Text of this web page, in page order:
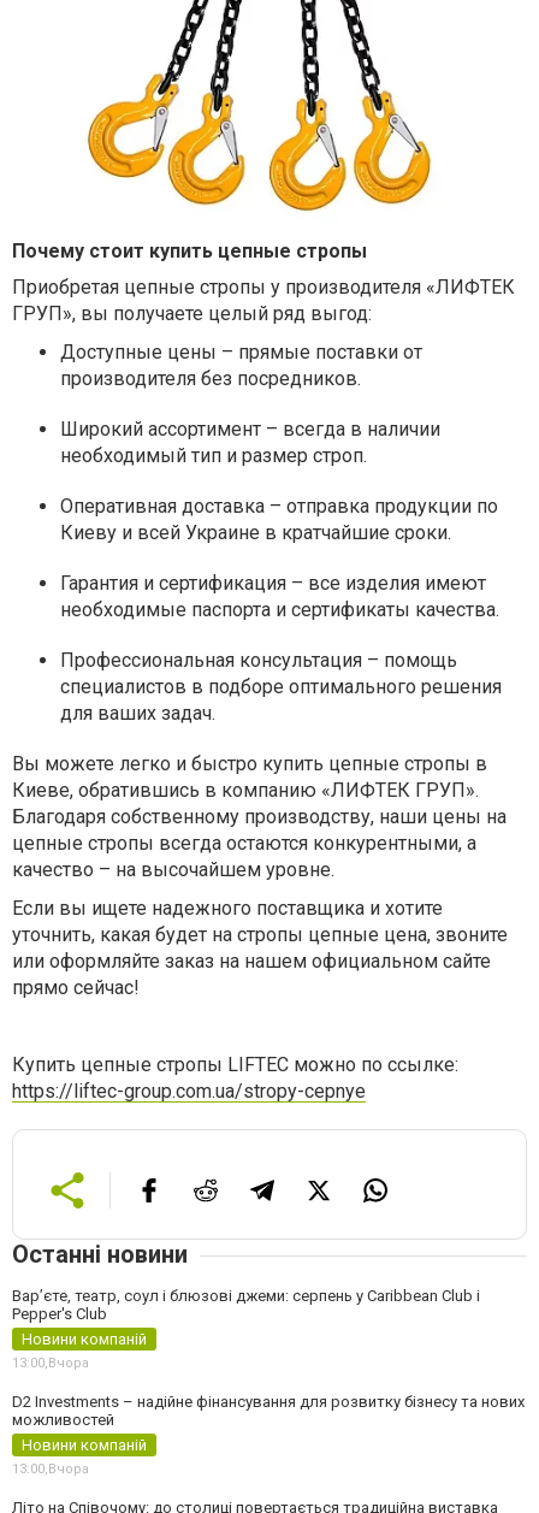
Почему стоит купить цепные стропы
Приобретая цепные стропы у производителя «ЛИФТЕК
ГРУП», вы получаете целый ряд выгод:
Доступные цены – прямые поставки от
производителя без посредников.
Широкий ассортимент – всегда в наличии
необходимый тип и размер строп.
Оперативная доставка – отправка продукции по
Киеву и всей Украине в кратчайшие сроки.
Гарантия и сертификация – все изделия имеют
необходимые паспорта и сертификаты качества.
Профессиональная консультация – помощь
специалистов в подборе оптимального решения
для ваших задач.
Вы можете легко и быстро купить цепные стропы в
Киеве, обратившись в компанию «ЛИФТЕК ГРУП».
Благодаря собственному производству, наши цены на
цепные стропы всегда остаются конкурентными, а
качество – на высочайшем уровне.
Если вы ищете надежного поставщика и хотите
уточнить, какая будет на стропы цепные цена, звоните
или оформляйте заказ на нашем официальном сайте
прямо сейчас!
Купить цепные стропы LIFTEC можно по ссылке:
https://liftec-group.com.ua/stropy-cepnye
Останні новини
Вар’єте, театр, соул і блюзові джеми: серпень у Caribbean Club і
Pepper's Club
Новини компаній
13:00,Вчора
D2 Investments – надійне фінансування для розвитку бізнесу та нових
можливостей
Новини компаній
13:00,Вчора
Літо на Співочому: до столиці повертається традиційна виставка